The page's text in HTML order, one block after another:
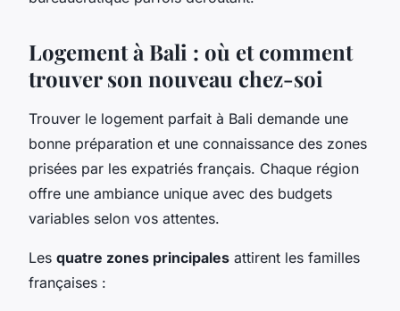
Logement à Bali : où et comment
trouver son nouveau chez-soi
Trouver le logement parfait à Bali demande une
bonne préparation et une connaissance des zones
prisées par les expatriés français. Chaque région
offre une ambiance unique avec des budgets
variables selon vos attentes.
Les quatre zones principales attirent les familles
françaises :